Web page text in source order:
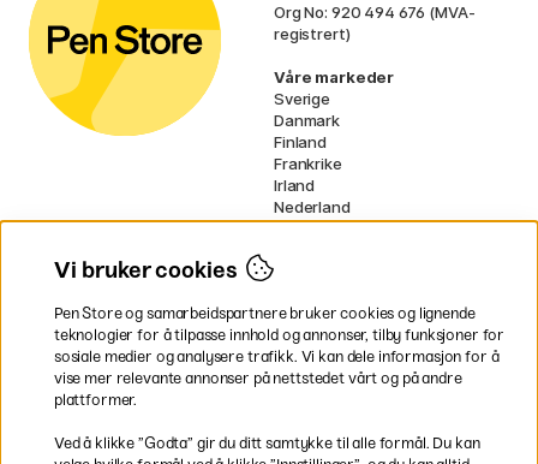
Org No: 920 494 676 (MVA-
registrert)
Våre markeder
Sverige
Danmark
Finland
Frankrike
Irland
Nederland
Tyskland
* Spesifikkefraktvilkårgjelder for
voluminøse varer.
Vi bruker cookies
Pen Store og samarbeidspartnere bruker cookies og lignende
teknologier for å tilpasse innhold og annonser, tilby funksjoner for
sosiale medier og analysere trafikk. Vi kan dele informasjon for å
vise mer relevante annonser på nettstedet vårt og på andre
plattformer.
Ved å klikke ”Godta” gir du ditt samtykke til alle formål. Du kan